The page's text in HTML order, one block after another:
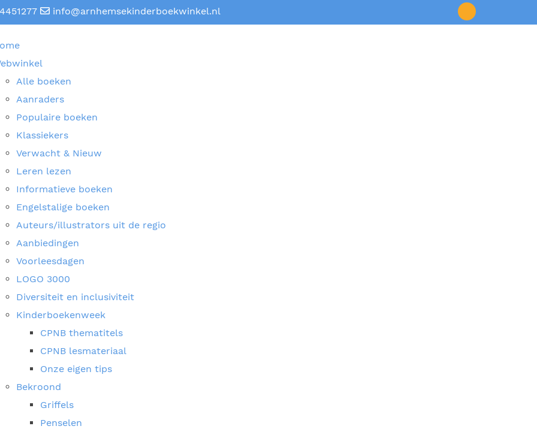
info@arnhemsekinderboekwinkel.nl
Alle boeken
Aanraders
Populaire boeken
Klassiekers
Verwacht & Nieuw
Leren lezen
Informatieve boeken
Engelstalige boeken
Auteurs/illustrators uit de regio
Aanbiedingen
Voorleesdagen
LOGO 3000
Diversiteit en inclusiviteit
Kinderboekenweek
CPNB thematitels
CPNB lesmateriaal
Onze eigen tips
Bekroond
Griffels
Penselen